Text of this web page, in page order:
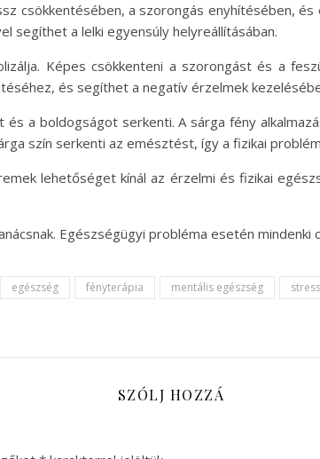
csökkentésében, a szorongás enyhítésében, és
segíthet a lelki egyensúly helyreállításában.
Képes csökkenteni a szorongást és a
és segíthet a negatív érzelmek
és a boldogságot serkenti. A sárga fény
szín serkenti az emésztést, így a fizikai
lehetőséget kínál az érzelmi és fizikai
Egészségügyi probléma esetén mindenki
egészség fényterápia mentális egészség
SZÓLJ HOZZÁ